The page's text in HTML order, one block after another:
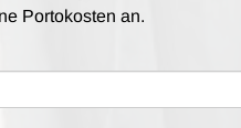
Portokosten an.